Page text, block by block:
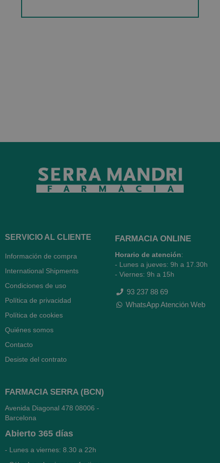
SERVICIO AL CLIENTE
Información de compra
International Shipments
Condiciones de uso
Política de privacidad
Política de cookies
Quiénes somos
Contacto
Desiste del contrato
FARMACIA ONLINE
Horario de atención:
- Lunes a jueves: 9h a 17.30h
- Viernes: 9h a 15h
93 237 88 69
WhatsApp Atención Web
FARMACIA SERRA (BCN)
Avenida Diagonal 478 08006 -
Barcelona
Abierto 365 días
- Lunes a viernes: 8.30 a 22h